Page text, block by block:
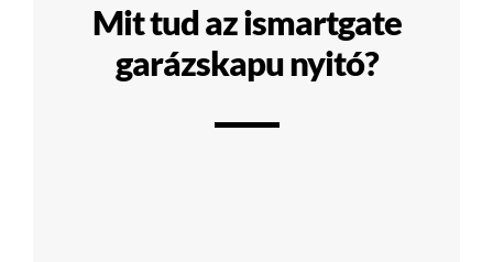
Mit tud az ismartgate
garázskapu nyitó?